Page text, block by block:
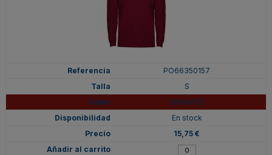
PO66350157
S
GRANATE
En stock
15,75 €